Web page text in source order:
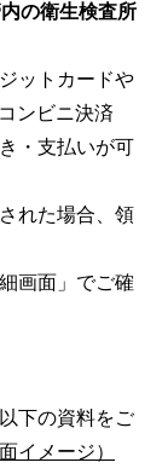
の衛生検査所
ットカードや
ンビニ決済
・支払いが可
れた場合、領
画面」でご確
下の資料をご
イメージ）